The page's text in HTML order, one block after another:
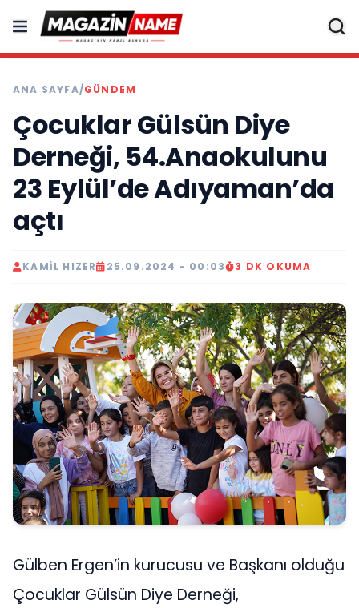
ANA SAYFA/GÜNDEM
Çocuklar Gülsün Diye
Derneği, 54.Anaokulunu
23 Eylül’de Adıyaman’da
açtı
KAMIL HIZER 25.09.2024 - 00:03 3 DK OKUMA
Gülben Ergen’in kurucusu ve Başkanı olduğu
Çocuklar Gülsün Diye Derneği,